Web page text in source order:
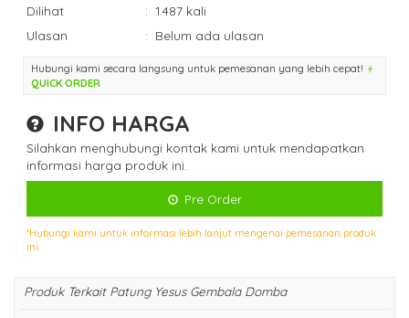
Dilihat
: 1.487 kali
Ulasan
: Belum ada ulasan
Hubungi kami secara langsung untuk pemesanan yang lebih cepat!
QUICK ORDER
INFO HARGA
Silahkan menghubungi kontak kami untuk mendapatkan
informasi harga produk ini.
Pre Order
*Hubungi kami untuk informasi lebih lanjut mengenai pemesanan produk
ini.
Produk Terkait Patung Yesus Gembala Domba